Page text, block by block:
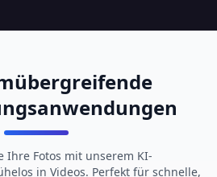
Ihre Fotos mit unserem KI-
in Videos. Perfekt für schnelle,